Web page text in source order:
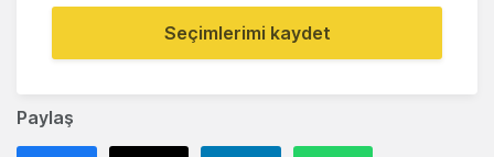
Paylaş
Seçimlerimi kaydet